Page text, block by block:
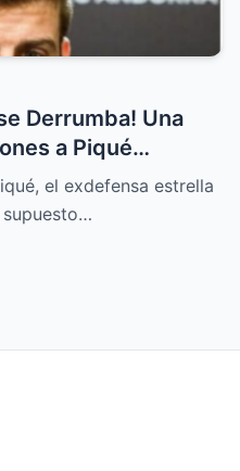
Derrumba! Una
a Piqué
su Imperio
el exdefensa estrella